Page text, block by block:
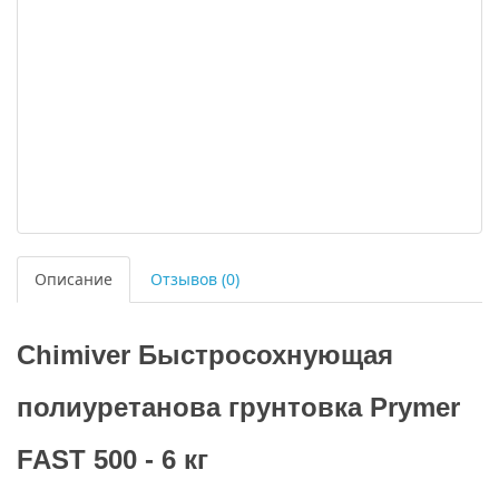
Описание Отзывов (0)
Chimiver Быстросохнующая
полиуретанова грунтовка Prymer
FAST 500 - 6 кг